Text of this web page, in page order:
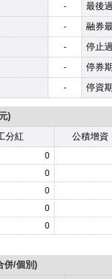
- 最後
- 融券
- 停止
- 停券
- 停資
)
分紅 公積增資
0
0
0
0
0
併/個別)